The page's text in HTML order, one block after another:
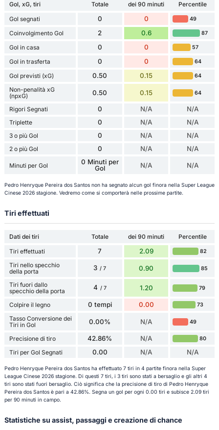
Gol, xG, tiri Totale dei 90 minuti
Percentile
Gol segnati
0 0 49
Coinvolgimento Gol 2 0.6 87
Gol in casa 0 0 57
Gol in trasferta 0 0 64
Gol previsti (xG) 0.50 0.15 64
Non-penalità xG
(npxG)
0.50 0.15 64
Rigori Segnati 0 N/A N/A
Triplette 0 N/A N/A
3 o più Gol 0 N/A N/A
2 o più Gol 0 N/A N/A
Minuti per Gol
0 Minuti per
Gol
N/A N/A
Pedro Henryque Pereira dos Santos non ha segnato alcun gol finora nella Super League
Cinese 2026 stagione. Vedremo come si comporterà nelle prossime partite.
Tiri effettuati
Dati dei tiri Totale dei 90 minuti
Percentile
Tiri effettuati
7 2.09 82
Tiri nello specchio
della porta
3 / 7 0.90 85
Tiri fuori dallo
specchio della porta
4 / 7 1.20 79
Colpire il legno 0 tempi 0.00 73
Tasso Conversione dei
Tiri in Gol
0.00% N/A 49
Precisione di tiro 42.86% N/A 80
Tiri per Gol Segnati 0.00 N/A N/A
Pedro Henryque Pereira dos Santos ha effettuato 7 tiri in 4 partite finora nella Super
League Cinese 2026 stagione. Di questi 7 tiri, i 3 tiri sono stati a bersaglio e gli altri 4
tiri sono stati fuori bersaglio. Ciò significa che la precisione di tiro di Pedro Henryque
Pereira dos Santos è pari a 42.86%. Segna un gol per ogni 0.00 tiri e subisce 2.09 tiri
per 90 minuti in campo.
Statistiche su assist, passaggi e creazione di chance